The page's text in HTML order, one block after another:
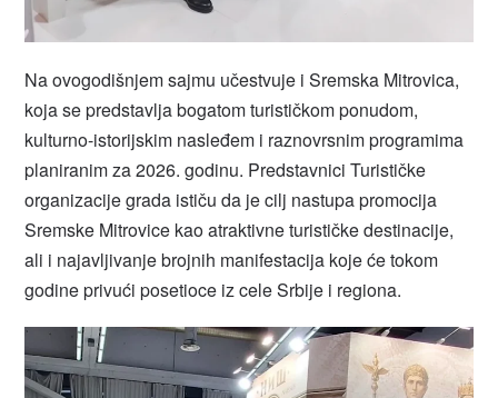
Na ovogodišnjem sajmu učestvuje i Sremska Mitrovica,
koja se predstavlja bogatom turističkom ponudom,
kulturno-istorijskim nasleđem i raznovrsnim programima
planiranim za 2026. godinu. Predstavnici Turističke
organizacije grada ističu da je cilj nastupa promocija
Sremske Mitrovice kao atraktivne turističke destinacije,
ali i najavljivanje brojnih manifestacija koje će tokom
godine privući posetioce iz cele Srbije i regiona.